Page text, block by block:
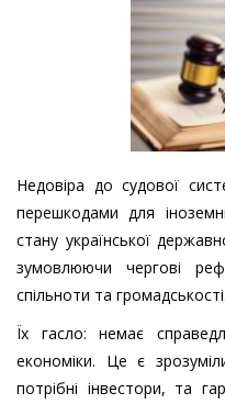
Недовіра до судової
перешкодами для
стану української
зумовлюючи чергові
спільноти та громадськості.
Їх гасло: немає
економіки. Це є
потрібні інвестори, та